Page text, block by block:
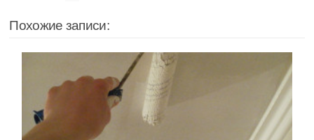
Похожие записи: